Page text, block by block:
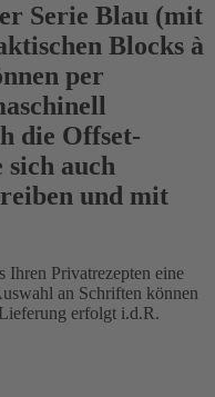
Serie Blau (mit
Blocks à
per
die Offset-
sich auch
und mit
Ihren Privatrezepten eine
an Schriften können
erfolgt i.d.R.